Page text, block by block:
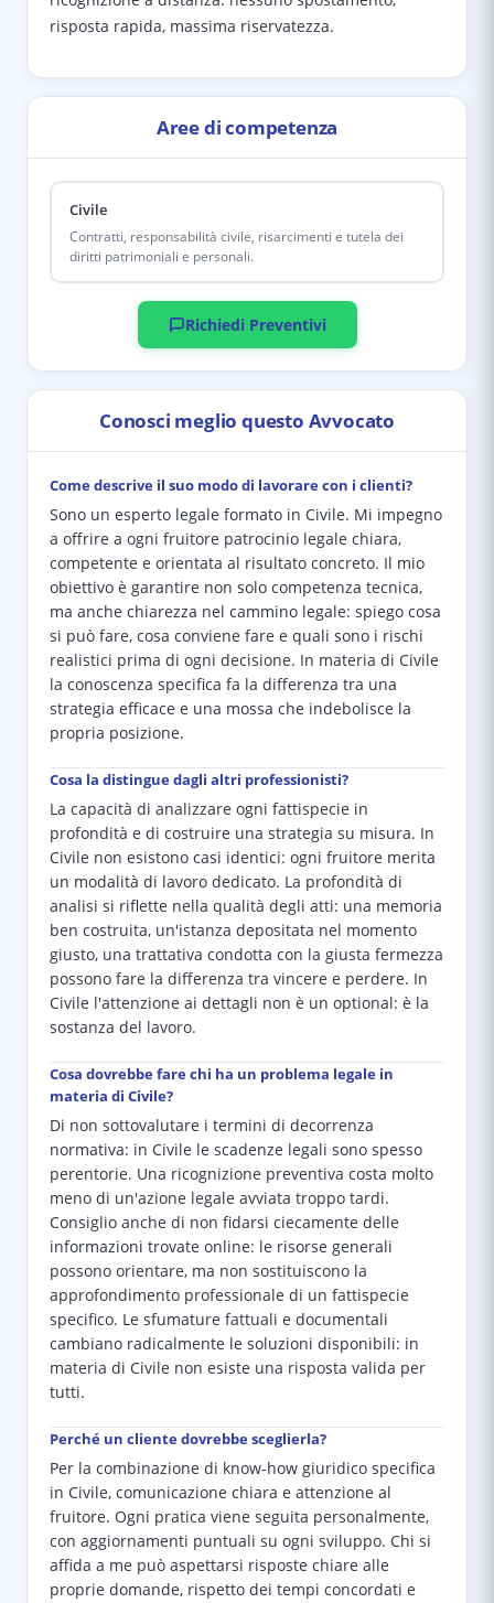
risposta rapida, massima riservatezza.
Aree di competenza
Civile
Contratti, responsabilità civile, risarcimenti e tutela dei
diritti patrimoniali e personali.
Richiedi Preventivi
Conosci meglio questo Avvocato
Come descrive il suo modo di lavorare con i clienti?
Sono un esperto legale formato in Civile. Mi impegno
a offrire a ogni fruitore patrocinio legale chiara,
competente e orientata al risultato concreto. Il mio
obiettivo è garantire non solo competenza tecnica,
ma anche chiarezza nel cammino legale: spiego cosa
si può fare, cosa conviene fare e quali sono i rischi
realistici prima di ogni decisione. In materia di Civile
la conoscenza specifica fa la differenza tra una
strategia efficace e una mossa che indebolisce la
propria posizione.
Cosa la distingue dagli altri professionisti?
La capacità di analizzare ogni fattispecie in
profondità e di costruire una strategia su misura. In
Civile non esistono casi identici: ogni fruitore merita
un modalità di lavoro dedicato. La profondità di
analisi si riflette nella qualità degli atti: una memoria
ben costruita, un'istanza depositata nel momento
giusto, una trattativa condotta con la giusta fermezza
possono fare la differenza tra vincere e perdere. In
Civile l'attenzione ai dettagli non è un optional: è la
sostanza del lavoro.
Cosa dovrebbe fare chi ha un problema legale in
materia di Civile?
Di non sottovalutare i termini di decorrenza
normativa: in Civile le scadenze legali sono spesso
perentorie. Una ricognizione preventiva costa molto
meno di un'azione legale avviata troppo tardi.
Consiglio anche di non fidarsi ciecamente delle
informazioni trovate online: le risorse generali
possono orientare, ma non sostituiscono la
approfondimento professionale di un fattispecie
specifico. Le sfumature fattuali e documentali
cambiano radicalmente le soluzioni disponibili: in
materia di Civile non esiste una risposta valida per
tutti.
Perché un cliente dovrebbe sceglierla?
Per la combinazione di know-how giuridico specifica
in Civile, comunicazione chiara e attenzione al
fruitore. Ogni pratica viene seguita personalmente,
con aggiornamenti puntuali su ogni sviluppo. Chi si
affida a me può aspettarsi risposte chiare alle
proprie domande, rispetto dei tempi concordati e